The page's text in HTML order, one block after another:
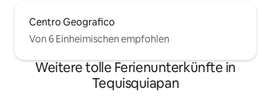
Centro Geografico
Von 6 Einheimischen empfohlen
Weitere tolle Ferienunterkünfte in
Tequisquiapan